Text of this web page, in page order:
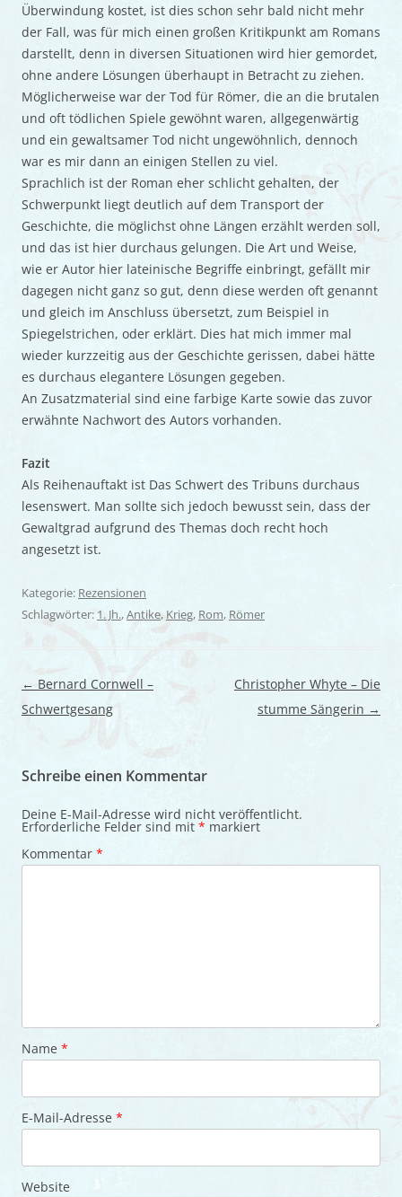
Überwindung kostet, ist dies schon sehr bald nicht mehr
der Fall, was für mich einen großen Kritikpunkt am Romans
darstellt, denn in diversen Situationen wird hier gemordet,
ohne andere Lösungen überhaupt in Betracht zu ziehen.
Möglicherweise war der Tod für Römer, die an die brutalen
und oft tödlichen Spiele gewöhnt waren, allgegenwärtig
und ein gewaltsamer Tod nicht ungewöhnlich, dennoch
war es mir dann an einigen Stellen zu viel.
Sprachlich ist der Roman eher schlicht gehalten, der
Schwerpunkt liegt deutlich auf dem Transport der
Geschichte, die möglichst ohne Längen erzählt werden soll,
und das ist hier durchaus gelungen. Die Art und Weise,
wie er Autor hier lateinische Begriffe einbringt, gefällt mir
dagegen nicht ganz so gut, denn diese werden oft genannt
und gleich im Anschluss übersetzt, zum Beispiel in
Spiegelstrichen, oder erklärt. Dies hat mich immer mal
wieder kurzzeitig aus der Geschichte gerissen, dabei hätte
es durchaus elegantere Lösungen gegeben.
An Zusatzmaterial sind eine farbige Karte sowie das zuvor
erwähnte Nachwort des Autors vorhanden.
Fazit
Als Reihenauftakt ist Das Schwert des Tribuns durchaus
lesenswert. Man sollte sich jedoch bewusst sein, dass der
Gewaltgrad aufgrund des Themas doch recht hoch
angesetzt ist.
Kategorie: Rezensionen
Schlagwörter: 1. Jh.,Antike, Krieg, Rom, Römer
Beitragsnavigation
← Bernard Cornwell –
Schwertgesang
Christopher Whyte – Die
stumme Sängerin →
Schreibe einen Kommentar
Deine E-Mail-Adresse wird nicht veröffentlicht.
Erforderliche Felder sind mit * markiert
Kommentar *
Name *
E-Mail-Adresse *
Website